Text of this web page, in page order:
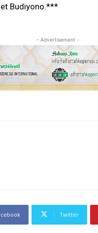
Budiyono.***
- Advertisement -
Twitter